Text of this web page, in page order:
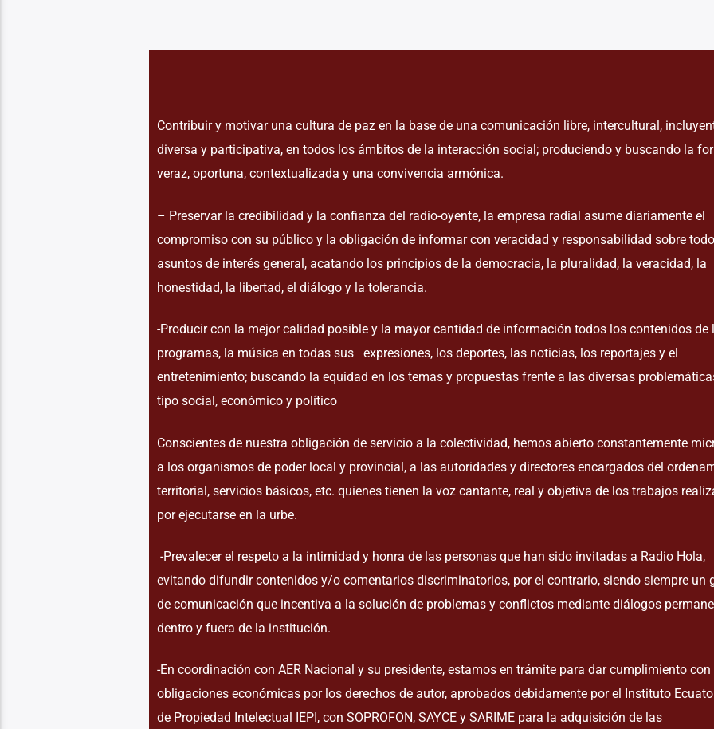
Contribuir y motivar una cultura de paz en la base de una comunicación libre, intercultural,
diversa y participativa, en todos los ámbitos de la interacción social; produciendo y buscando la
veraz, oportuna, contextualizada y una convivencia armónica.
– Preservar la credibilidad y la confianza del radio-oyente, la empresa radial asume diariamente el
compromiso con su público y la obligación de informar con veracidad y responsabilidad sobre
asuntos de interés general, acatando los principios de la democracia, la pluralidad, la veracidad, la
honestidad, la libertad, el diálogo y la tolerancia.
-Producir con la mejor calidad posible y la mayor cantidad de información todos los contenidos de
programas, la música en todas sus expresiones, los deportes, las noticias, los reportajes y el
entretenimiento; buscando la equidad en los temas y propuestas frente a las diversas
tipo social, económico y político
Conscientes de nuestra obligación de servicio a la colectividad, hemos abierto constantemente
a los organismos de poder local y provincial, a las autoridades y directores encargados del
territorial, servicios básicos, etc. quienes tienen la voz cantante, real y objetiva de los trabajos
por ejecutarse en la urbe.
-Prevalecer el respeto a la intimidad y honra de las personas que han sido invitadas a Radio Hola,
evitando difundir contenidos y/o comentarios discriminatorios, por el contrario, siendo siempre un
de comunicación que incentiva a la solución de problemas y conflictos mediante diálogos
dentro y fuera de la institución.
-En coordinación con AER Nacional y su presidente, estamos en trámite para dar cumplimiento con
obligaciones económicas por los derechos de autor, aprobados debidamente por el Instituto
de Propiedad Intelectual IEPI, con SOPROFON, SAYCE y SARIME para la adquisición de las